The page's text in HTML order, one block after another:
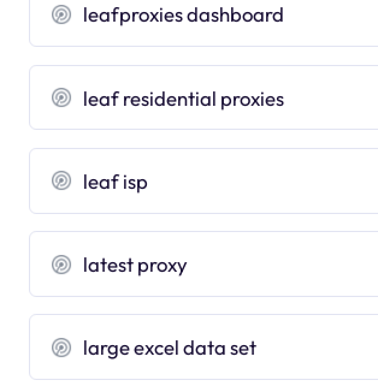
leafproxies dashboard
leaf residential proxies
leaf isp
latest proxy
large excel data set